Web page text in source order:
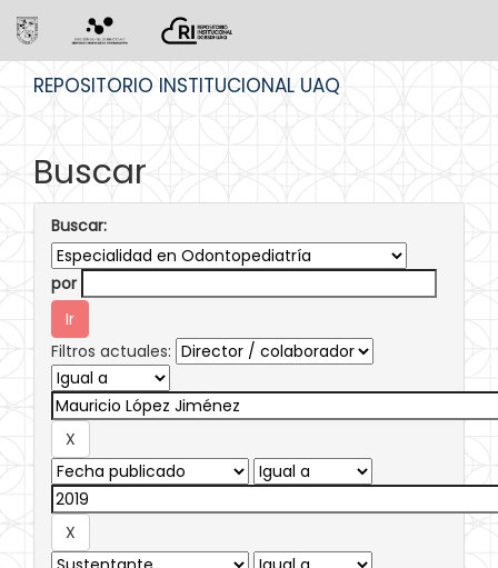
REPOSITORIO INSTITUCIONAL UAQ
Buscar
Buscar:
por
Filtros actuales: